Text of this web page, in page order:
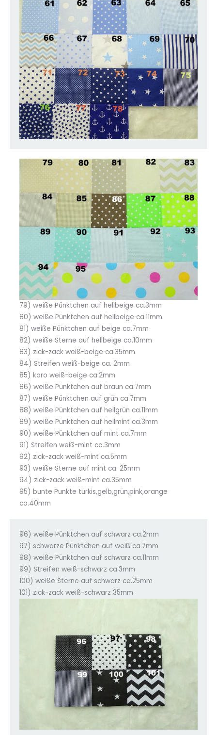
79) weiße Pünktchen auf hellbeige ca.3mm
80) weiße Pünktchen auf hellbeige ca.11mm
81) weiße Pünktchen auf beige ca.7mm
82) weiße Sterne auf hellbeige ca.10mm
83) zick-zack weiß-beige ca.35mm
84) Streifen weiß-beige ca. 2mm
85) karo weiß-beige ca.2mm
86) weiße Pünktchen auf braun ca.7mm
87) weiße Pünktchen auf grün ca.7mm
88) weiße Pünktchen auf hellgrün ca.11mm
89) weiße Pünktchen auf hellmint ca.3mm
90) weiße Pünktchen auf mint ca.7mm
91) Streifen weiß-mint ca.3mm
92) zick-zack weiß-mint ca.5mm
93) weiße Sterne auf mint ca. 25mm
94) zick-zack weiß-mint ca.35mm
95) bunte Punkte türkis,gelb,grün,pink,orange
ca.40mm
96) weiße Pünktchen auf schwarz ca.2mm
97) schwarze Pünktchen auf weiß ca.7mm
98) weiße Pünktchen auf schwarz ca.11mm
99) Streifen weiß-schwarz ca.3mm
100) weiße Sterne auf schwarz ca.25mm
101) zick-zack weiß-schwarz 35mm